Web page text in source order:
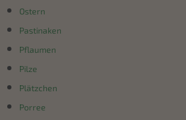
Ostern
Pastinaken
Pflaumen
Pilze
Plätzchen
Porree